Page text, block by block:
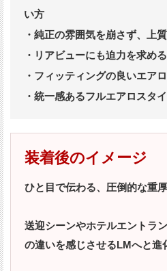
い方
・純正の雰囲気を崩さず、上
・リアビューにも迫力を求め
・フィッティングの良いエア
・統一感あるフルエアロスタ
装着後のイメージ
ひと目で伝わる、圧倒的な重厚
送迎シーンやホテルエントラ
の違いを感じさせるLMへと進